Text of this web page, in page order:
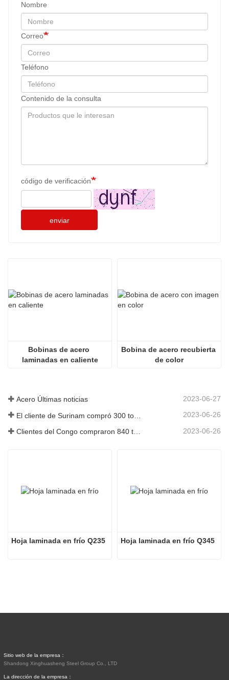
Nombre
Correo
Teléfono
Contenido de la consulta
código de verificación
enviar
Bobinas de acero
laminadas en caliente
Bobina de acero recubierta
de color
Acero Últimas noticias 2023-06-27
2023-06-26
2023-06-26
Hoja laminada en frío Q235 Hoja laminada en frío Q345
Sitio web de la empresa：
Shandong Xinghuasheng Steel Group Co., LTD
La dirección de la empresa：